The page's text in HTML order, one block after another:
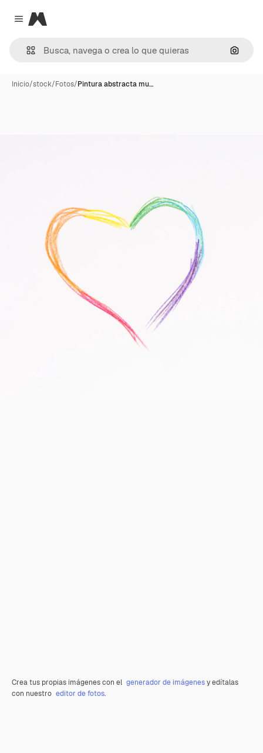
Close menu
Magnific
Inicio/stock/Fotos/Pintura abstracta mu…
Crea tus propias imágenes con el generador de imágenesy edítalas
con nuestro editor de fotos.